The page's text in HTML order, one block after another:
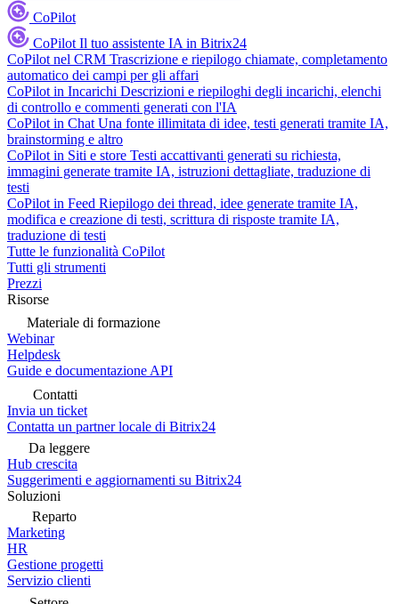
CoPilot
CoPilot Il tuo assistente IA in Bitrix24
CoPilot nel CRM Trascrizione e riepilogo chiamate, completamento
automatico dei campi per gli affari
CoPilot in Incarichi Descrizioni e riepiloghi degli incarichi, elenchi
di controllo e commenti generati con l'IA
CoPilot in Chat Una fonte illimitata di idee, testi generati tramite IA,
brainstorming e altro
CoPilot in Siti e store Testi accattivanti generati su richiesta,
immagini generate tramite IA, istruzioni dettagliate, traduzione di
testi
CoPilot in Feed Riepilogo dei thread, idee generate tramite IA,
modifica e creazione di testi, scrittura di risposte tramite IA,
traduzione di testi
Tutte le funzionalità CoPilot
Tutti gli strumenti
Prezzi
Risorse
Materiale di formazione
Webinar
Helpdesk
Guide e documentazione API
Contatti
Invia un ticket
Contatta un partner locale di Bitrix24
Da leggere
Hub crescita
Suggerimenti e aggiornamenti su Bitrix24
Soluzioni
Reparto
Marketing
HR
Gestione progetti
Servizio clienti